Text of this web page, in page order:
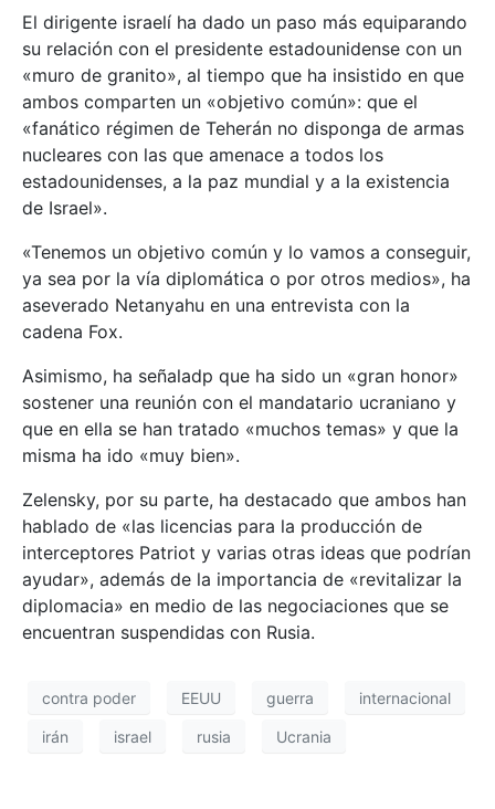
El dirigente israelí ha dado un paso más equiparando
su relación con el presidente estadounidense con un
«muro de granito», al tiempo que ha insistido en que
ambos comparten un «objetivo común»: que el
«fanático régimen de Teherán no disponga de armas
nucleares con las que amenace a todos los
estadounidenses, a la paz mundial y a la existencia
de Israel».
«Tenemos un objetivo común y lo vamos a conseguir,
ya sea por la vía diplomática o por otros medios», ha
aseverado Netanyahu en una entrevista con la
cadena Fox.
Asimismo, ha señaladp que ha sido un «gran honor»
sostener una reunión con el mandatario ucraniano y
que en ella se han tratado «muchos temas» y que la
misma ha ido «muy bien».
Zelensky, por su parte, ha destacado que ambos han
hablado de «las licencias para la producción de
interceptores Patriot y varias otras ideas que podrían
ayudar», además de la importancia de «revitalizar la
diplomacia» en medio de las negociaciones que se
encuentran suspendidas con Rusia.
contra poder EEUU guerra internacional
irán israel rusia Ucrania